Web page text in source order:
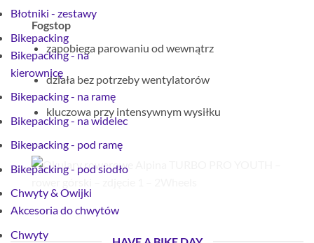
Błotniki - zestawy
Bikepacking
Bikepacking - na
kierownicę
Bikepacking - na ramę
Bikepacking - na widelec
Bikepacking - pod ramę
Bikepacking - pod siodło
Chwyty & Owijki
Akcesoria do chwytów
Chwyty
Fogstop
zapobiega parowaniu od wewnątrz
działa bez potrzeby wentylatorów
kluczowa przy intensywnym wysiłku